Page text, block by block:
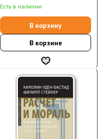
Есть в наличии
В корзину
В корзине